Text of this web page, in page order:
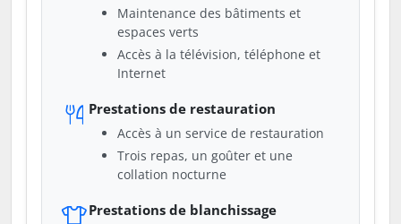
Maintenance des bâtiments et
espaces verts
Accès à la télévision, téléphone et
Internet
Prestations de restauration
Accès à un service de restauration
Trois repas, un goûter et une
collation nocturne
Prestations de blanchissage